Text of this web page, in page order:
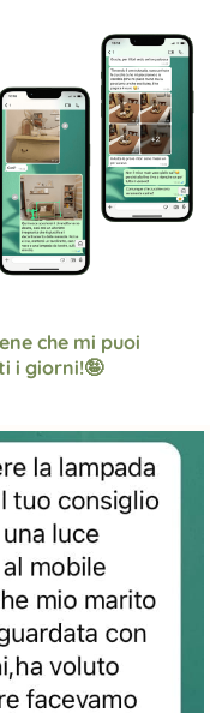
che mi puoi
i giorni!🤪